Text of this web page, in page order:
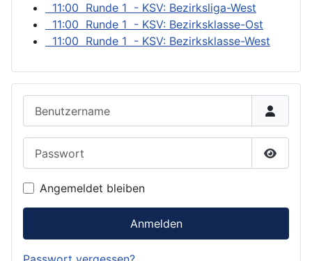
11:00 Runde 1 - KSV: Bezirksliga-West
11:00 Runde 1 - KSV: Bezirksklasse-Ost
11:00 Runde 1 - KSV: Bezirksklasse-West
Angemeldet bleiben
Anmelden